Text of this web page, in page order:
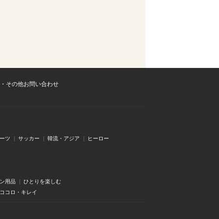
その他お問い合わせ
ツ サッカー 韓流・アジア ヒーロー
用品
ひとりを楽しむ
コロ・キレイ